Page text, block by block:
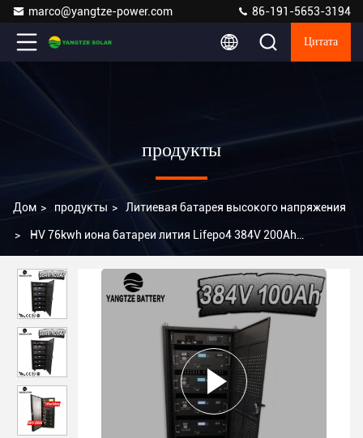
marco@yangtze-power.com 86-191-5653-3194
Цитата
продукты
Дом > продукты > Литиевая батарея высокого напряжения
> HV 76kwh иона батареи лития Lifepo4 384V 200Ah